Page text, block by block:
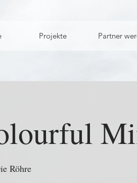
Projekte Partner
Röhre